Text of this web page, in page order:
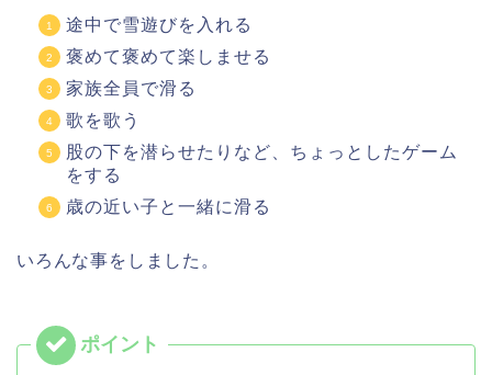
途中で雪遊びを入れる
褒めて褒めて楽しませる
家族全員で滑る
歌を歌う
股の下を潜らせたりなど、ちょっとしたゲーム
をする
歳の近い子と一緒に滑る
いろんな事をしました。